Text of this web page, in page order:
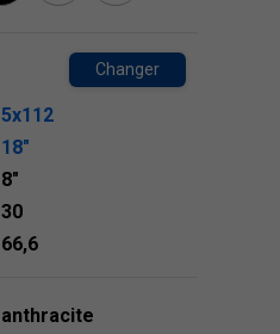
Changer
5x112
18″
8″
30
66,6
anthracite